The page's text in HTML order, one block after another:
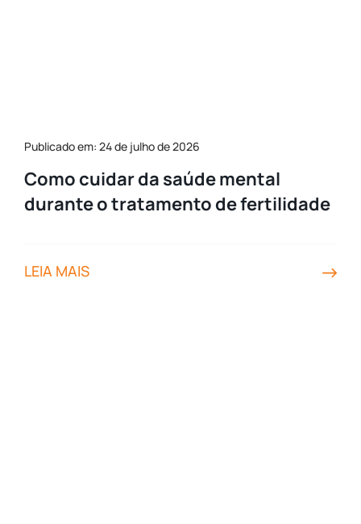
Publicado em: 24 de julho de 2026
Como cuidar da saúde mental
durante o tratamento de fertilidade
LEIA MAIS